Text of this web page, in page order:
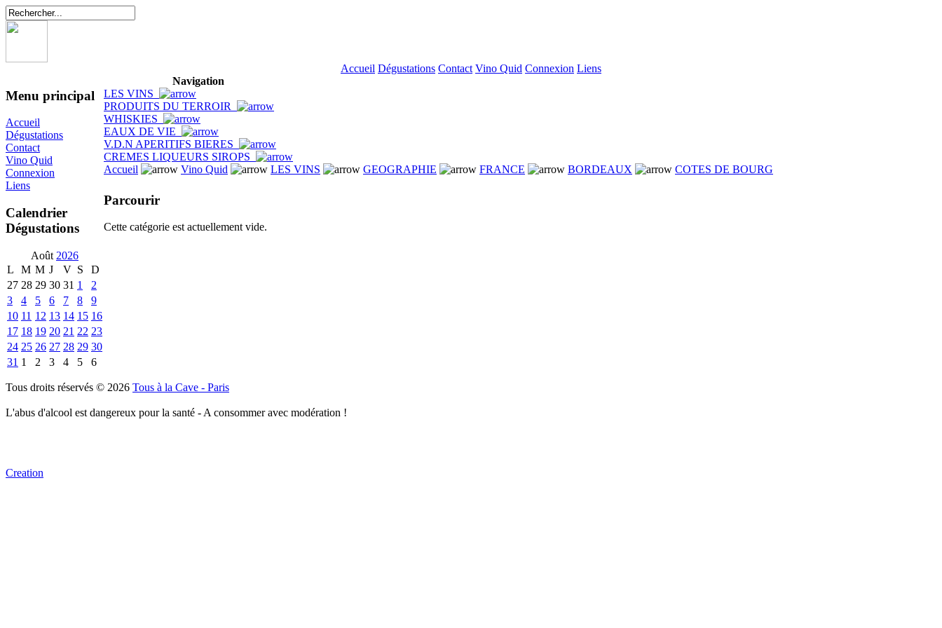
Accueil Dégustations Contact Vino Quid Connexion Liens
Menu principal
Accueil
Dégustations
Contact
Vino Quid
Connexion
Liens
Calendrier
Dégustations
Août 2026
L
M M J V S
D
27 28 29 30 31 1
2
3
4 5 6 7 8
9
10 11 12 13 14 15 16
17 18 19 20 21 22 23
24 25 26 27 28 29 30
31 1 2 3 4 5 6
Navigation
LES VINS
PRODUITS DU TERROIR
WHISKIES
EAUX DE VIE
V.D.N APERITIFS BIERES
CREMES LIQUEURS SIROPS
Accueil
Vino Quid LES VINS GEOGRAPHIE FRANCE BORDEAUX COTES DE BOURG
Parcourir
Cette catégorie est actuellement vide.
Tous droits réservés © 2026 Tous à la Cave - Paris
L'abus d'alcool est dangereux pour la santé - A consommer avec modération !
Creation